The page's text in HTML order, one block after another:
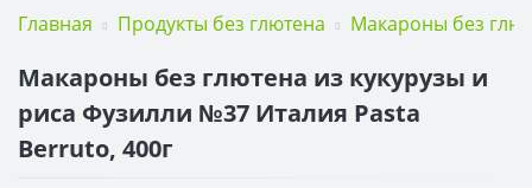
Главная Продукты без глютена Макароны без
Макароны без глютена из кукурузы и
риса Фузилли №37 Италия Pasta
Berruto, 400г